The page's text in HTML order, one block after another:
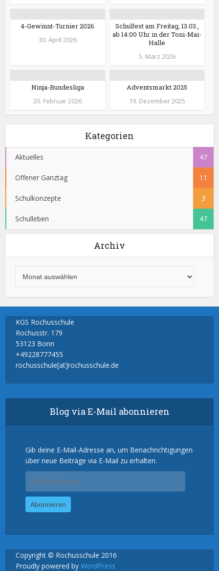
4-Gewinnt-Turnier 2026
30. April 2026
Schulfest am Freitag, 13.03.,
ab 14:00 Uhr in der Toni-Mai-
Halle
5. März 2026
Ninja-Bundesliga
20. Februar 2026
Adventsmarkt 2025
19. Dezember 2025
Kategorien
Aktuelles 47
Offener Ganztag 11
Schulkonzepte 3
Schulleben 47
Archiv
KGS Rochusschule
Rochusstr. 179
53123 Bonn
+49228777455
rochusschule[at]rochusschule.de
Blog via E-Mail abonnieren
Gib deine E-Mail-Adresse an, um Benachrichtigungen
über neue Beiträge via E-Mail zu erhalten.
Mail-
Adresse
Abonnieren
Copyright © Rochusschule 2016
Proudly powered byWordPress